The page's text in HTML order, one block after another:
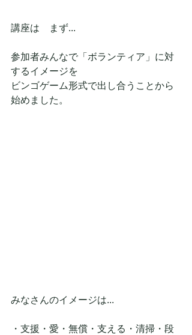
講座は　まず...
参加者みんなで「ボランティア」に対
するイメージを
ビンゴゲーム形式で出し合うことから
始めました。
みなさんのイメージは...
・支援・愛・無償・支える・清掃・段